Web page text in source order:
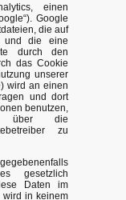
einen
Google
die auf
und die eine
durch den
das Cookie
unserer
wird an einen
und dort
benutzen,
über die
zu
gesetzlich
Daten im
wird in keinem